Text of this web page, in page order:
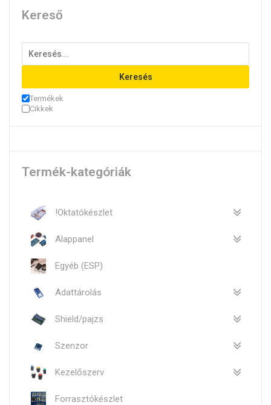
Kereső
Keresés
Termékek
Cikkek
Termék-kategóriák
!Oktatókészlet
Alappanel
Egyéb (ESP)
Adattárolás
Shield/pajzs
Szenzor
Kezelőszerv
Forrasztókészlet